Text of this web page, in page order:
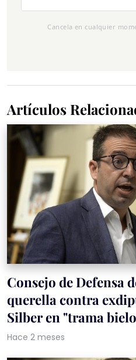
Cancela en cualquier
Artículos
Consejo de Defensa
querella contra
Silber en "trama
Hace 2 meses